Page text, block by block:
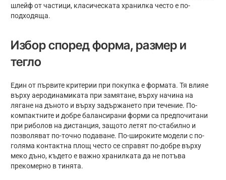
шлейф от частици, класическата хранилка често е по-
подходяща.
Избор според форма, размер и
тегло
Един от първите критерии при покупка е формата. Тя влияе
върху аеродинамиката при замятане, върху начина на
лягане на дъното и върху задържането при течение. По-
компактните и добре балансирани форми са предпочитани
при риболов на дистанция, защото летят по-стабилно и
позволяват по-точно подаване. По-широките модели с по-
голяма контактна площ често се справят по-добре върху
меко дъно, където е важно хранилката да не потъва
прекомерно в тинята.